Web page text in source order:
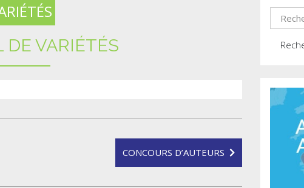
DE VARIÉTÉS
CONCOURS D’AUTEURS